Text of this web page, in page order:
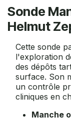
Sonde
Helmut
Cette sonde
l'exploration
des dépôts
surface. Son
un contrôle
cliniques en
Manche